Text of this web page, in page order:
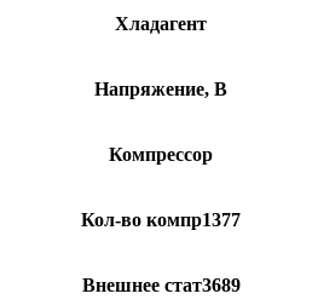
Хладагент
Напряжение, В
Компрессор
Кол-во компр1377
Внешнее стат3689